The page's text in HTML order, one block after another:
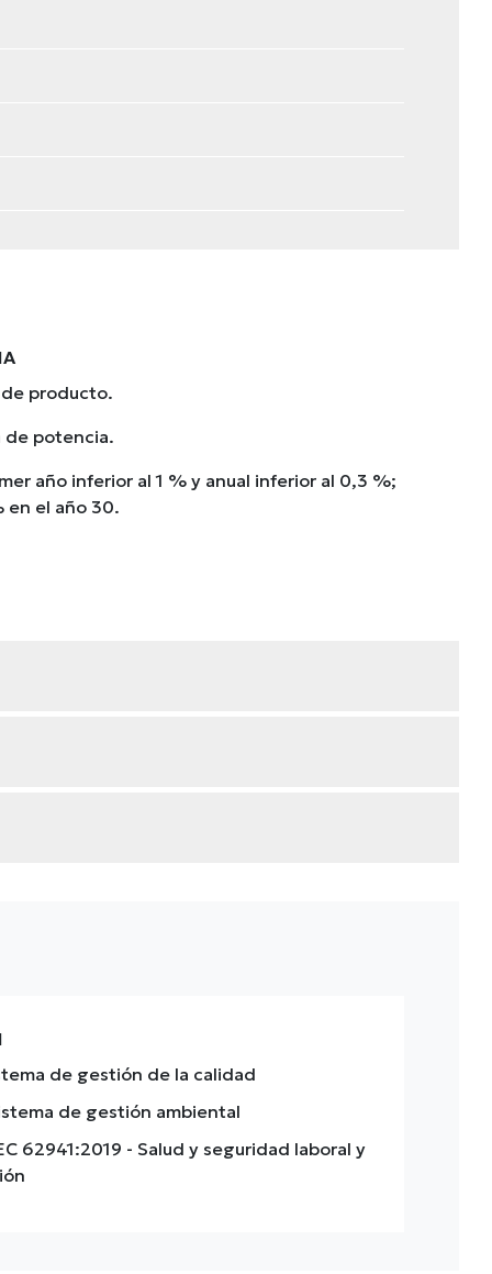
producto.
de potencia.
año inferior al 1 % y anual inferior al 0,3 %;
en el año 30.
de gestión de la calidad
de gestión ambiental
62941:2019 - Salud y seguridad laboral y